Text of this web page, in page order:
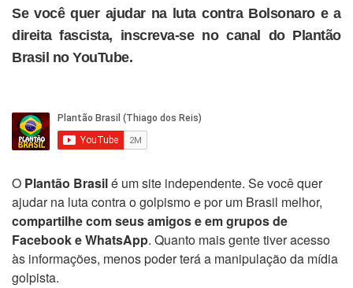
Se você quer ajudar na luta contra Bolsonaro e a
direita fascista, inscreva-se no canal do Plantão
Brasil no YouTube.
O Plantão Brasilé um site independente. Se você quer
ajudar na luta contra o golpismo e por um Brasil melhor,
compartilhe com seus amigos e em grupos de
Facebook e WhatsApp. Quanto mais gente tiver acesso
às informações, menos poder terá a manipulação da mídia
golpista.